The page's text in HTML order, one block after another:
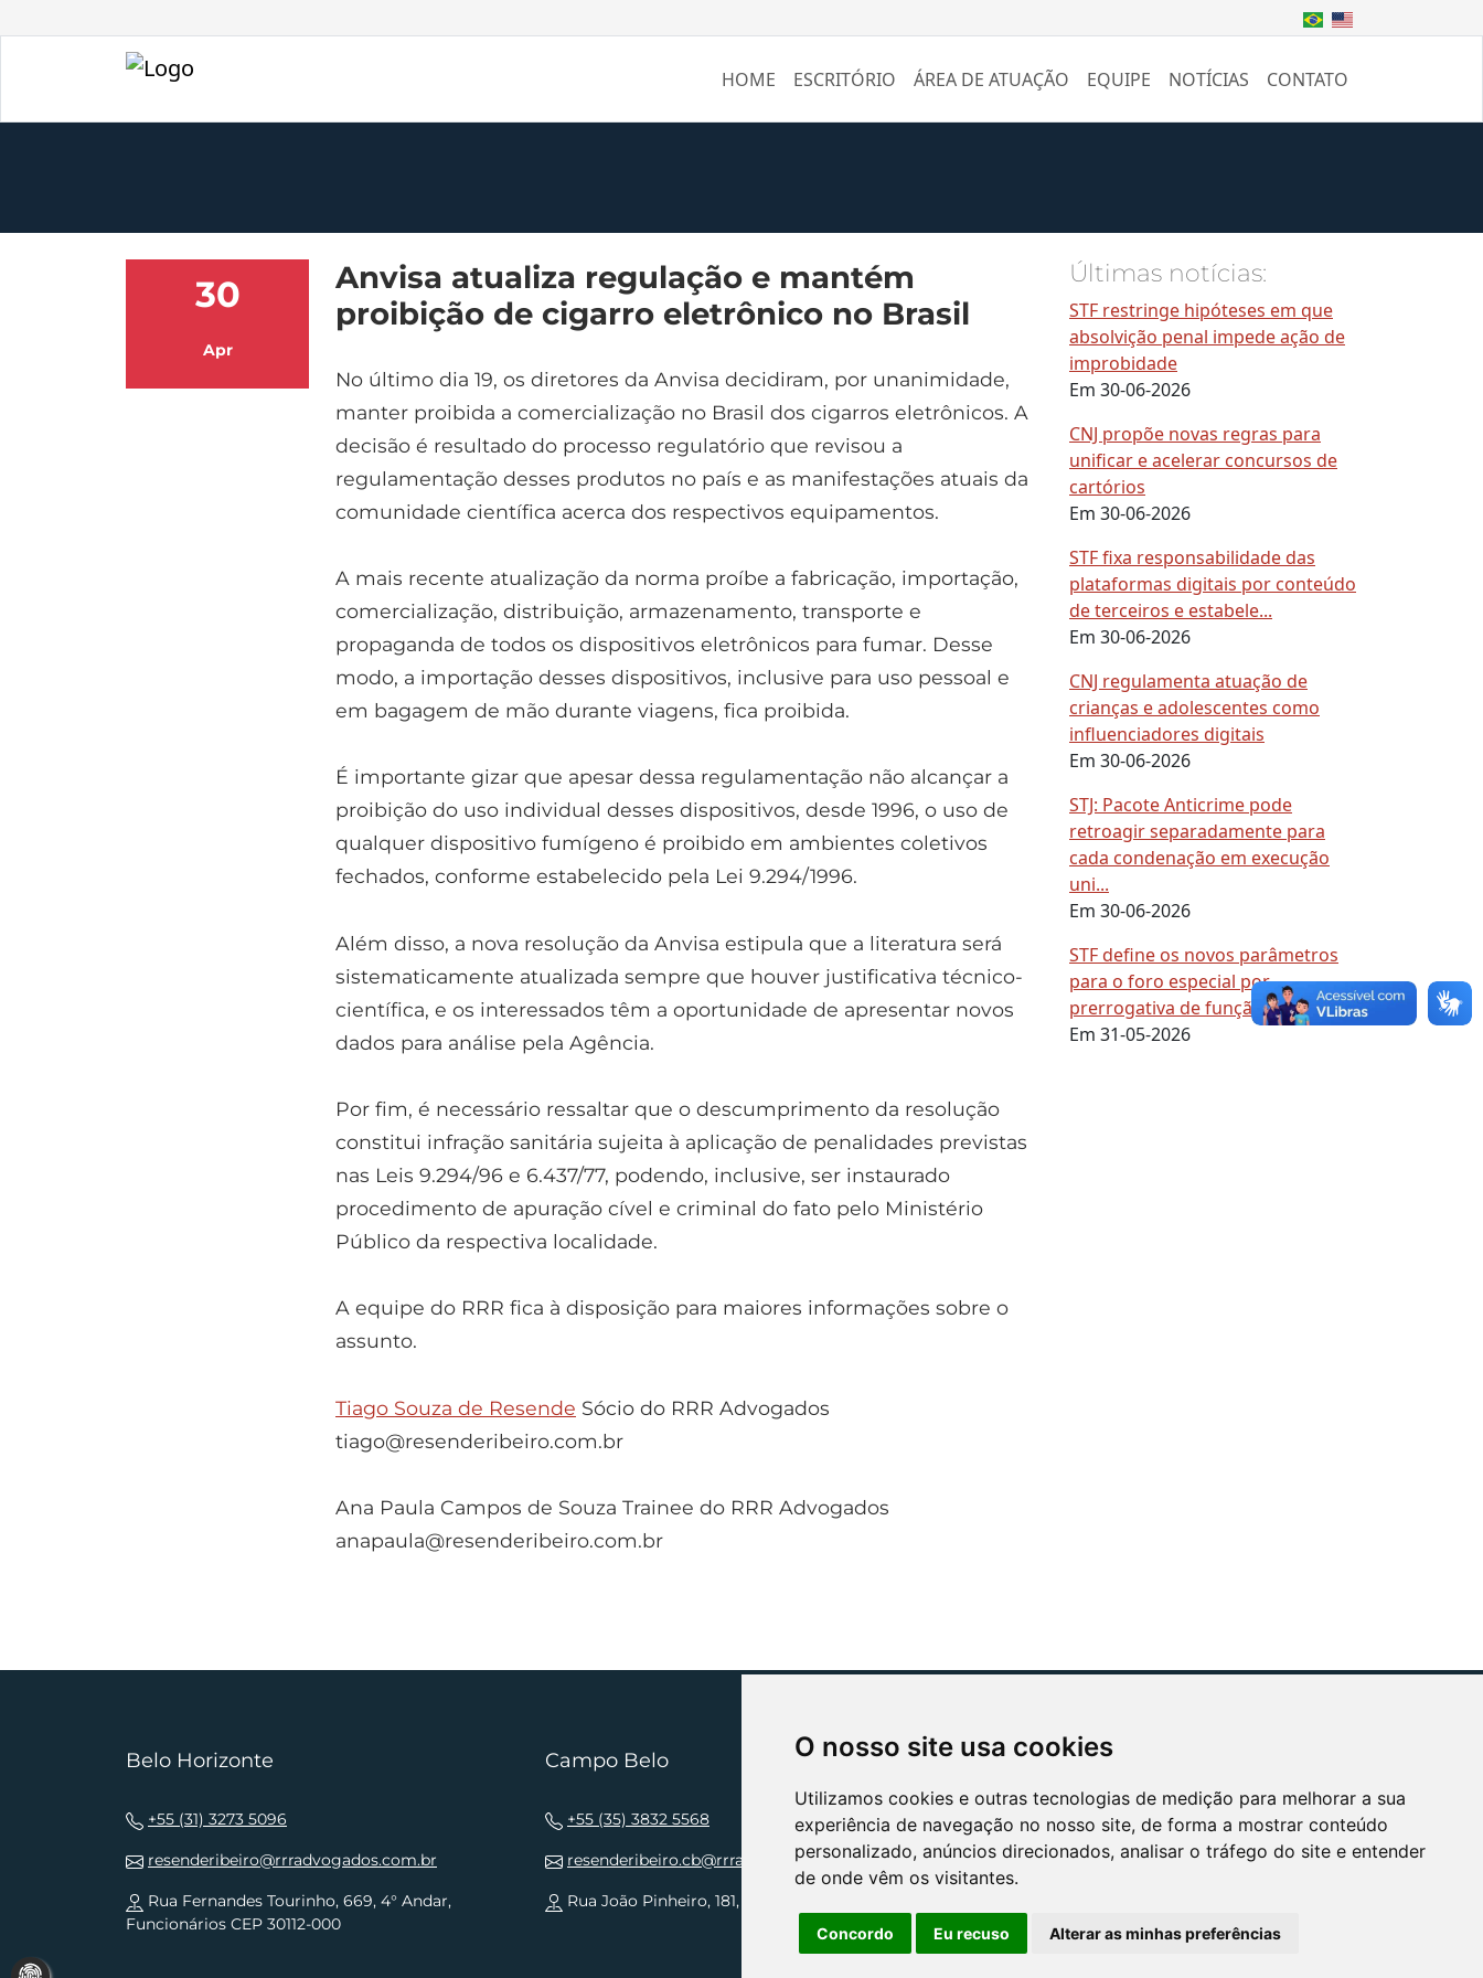
O nosso site usa cookies
Utilizamos cookies e outras tecnologias de medição para melhorar a sua
experiência de navegação no nosso site, de forma a mostrar conteúdo
personalizado, anúncios direcionados, analisar o tráfego do site e entender
de onde vêm os visitantes.
Concordo Eu recuso Alterar as minhas preferências
HOME ESCRITÓRIO ÁREA DE ATUAÇÃO EQUIPE NOTÍCIAS CONTATO
30
Apr
Anvisa atualiza regulação e mantém
proibição de cigarro eletrônico no Brasil
No último dia 19, os diretores da Anvisa decidiram, por unanimidade,
manter proibida a comercialização no Brasil dos cigarros eletrônicos. A
decisão é resultado do processo regulatório que revisou a
regulamentação desses produtos no país e as manifestações atuais da
comunidade científica acerca dos respectivos equipamentos.
A mais recente atualização da norma proíbe a fabricação, importação,
comercialização, distribuição, armazenamento, transporte e
propaganda de todos os dispositivos eletrônicos para fumar. Desse
modo, a importação desses dispositivos, inclusive para uso pessoal e
em bagagem de mão durante viagens, fica proibida.
É importante gizar que apesar dessa regulamentação não alcançar a
proibição do uso individual desses dispositivos, desde 1996, o uso de
qualquer dispositivo fumígeno é proibido em ambientes coletivos
fechados, conforme estabelecido pela Lei 9.294/1996.
Além disso, a nova resolução da Anvisa estipula que a literatura será
sistematicamente atualizada sempre que houver justificativa técnico-
científica, e os interessados têm a oportunidade de apresentar novos
dados para análise pela Agência.
Por fim, é necessário ressaltar que o descumprimento da resolução
constitui infração sanitária sujeita à aplicação de penalidades previstas
nas Leis 9.294/96 e 6.437/77, podendo, inclusive, ser instaurado
procedimento de apuração cível e criminal do fato pelo Ministério
Público da respectiva localidade.
A equipe do RRR fica à disposição para maiores informações sobre o
assunto.
Tiago Souza de Resende Sócio do RRR Advogados
tiago@resenderibeiro.com.br
Ana Paula Campos de Souza Trainee do RRR Advogados
anapaula@resenderibeiro.com.br
Últimas notícias:
STF restringe hipóteses em que
absolvição penal impede ação de
improbidade
Em 30-06-2026
CNJ propõe novas regras para
unificar e acelerar concursos de
cartórios
Em 30-06-2026
STF fixa responsabilidade das
plataformas digitais por conteúdo
de terceiros e estabele...
Em 30-06-2026
CNJ regulamenta atuação de
crianças e adolescentes como
influenciadores digitais
Em 30-06-2026
STJ: Pacote Anticrime pode
retroagir separadamente para
cada condenação em execução
uni...
Em 30-06-2026
STF define os novos parâmetros
para o foro especial por
prerrogativa de função
Em 31-05-2026
Belo Horizonte
+55 (31) 3273 5096
resenderibeiro@rrradvogados.com.br
Rua Fernandes Tourinho, 669, 4° Andar,
Funcionários CEP 30112-000
Campo Belo
+55 (35) 3832 5568
resenderibeiro.cb@rrradvogados.com.br
Rua João Pinheiro, 181, , Centro CEP 37270-000
NÓS APOIAMOS